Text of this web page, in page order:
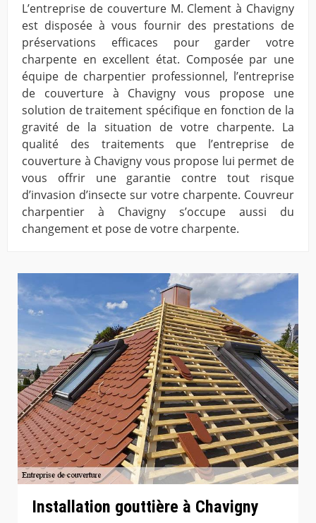
L’entreprise de couverture M. Clement à Chavigny
est disposée à vous fournir des prestations de
préservations efficaces pour garder votre
charpente en excellent état. Composée par une
équipe de charpentier professionnel, l’entreprise
de couverture à Chavigny vous propose une
solution de traitement spécifique en fonction de la
gravité de la situation de votre charpente. La
qualité des traitements que l’entreprise de
couverture à Chavigny vous propose lui permet de
vous offrir une garantie contre tout risque
d’invasion d’insecte sur votre charpente. Couvreur
charpentier à Chavigny s’occupe aussi du
changement et pose de votre charpente.
Installation gouttière à Chavigny